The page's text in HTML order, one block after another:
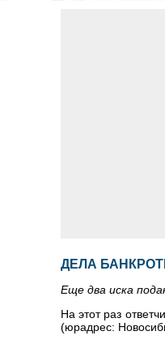
ДЕЛА
Еще два иска
На этот раз
(юрадрес: